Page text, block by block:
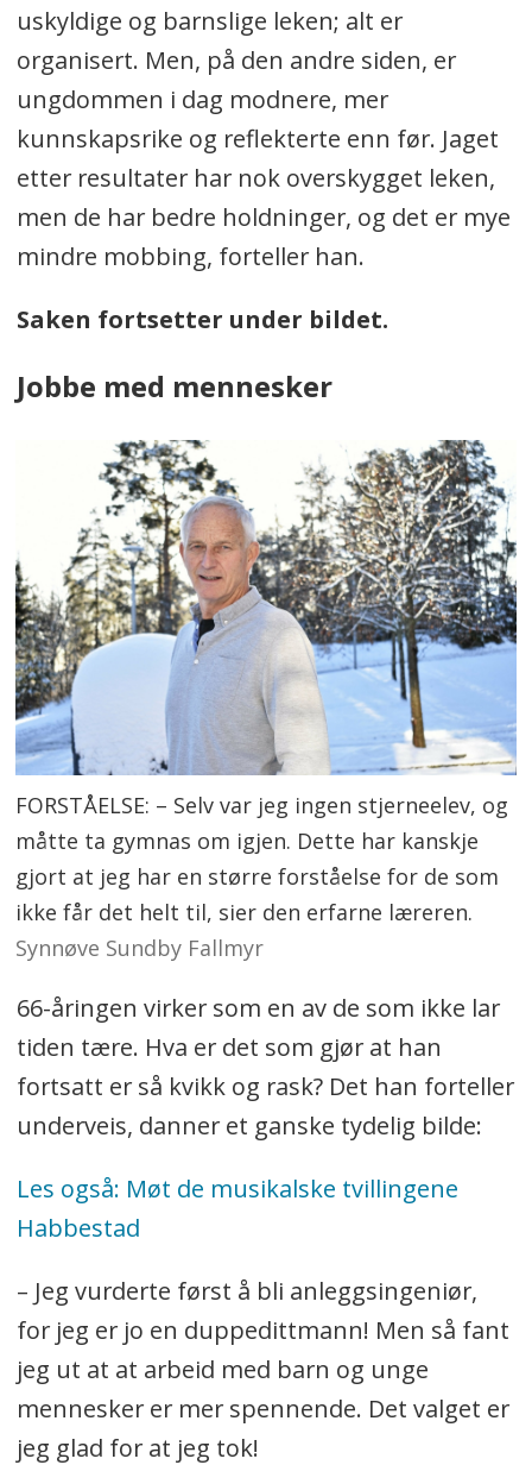
uskyldige og barnslige leken; alt er
organisert. Men, på den andre siden, er
ungdommen i dag modnere, mer
kunnskapsrike og reflekterte enn før. Jaget
etter resultater har nok overskygget leken,
men de har bedre holdninger, og det er mye
mindre mobbing, forteller han.
Saken fortsetter under bildet.
Jobbe med mennesker
FORSTÅELSE: – Selv var jeg ingen stjerneelev, og
måtte ta gymnas om igjen. Dette har kanskje
gjort at jeg har en større forståelse for de som
ikke får det helt til, sier den erfarne læreren.
Synnøve Sundby Fallmyr
66-åringen virker som en av de som ikke lar
tiden tære. Hva er det som gjør at han
fortsatt er så kvikk og rask? Det han forteller
underveis, danner et ganske tydelig bilde:
Les også: Møt de musikalske tvillingene
Habbestad
– Jeg vurderte først å bli anleggsingeniør,
for jeg er jo en duppedittmann! Men så fant
jeg ut at at arbeid med barn og unge
mennesker er mer spennende. Det valget er
jeg glad for at jeg tok!